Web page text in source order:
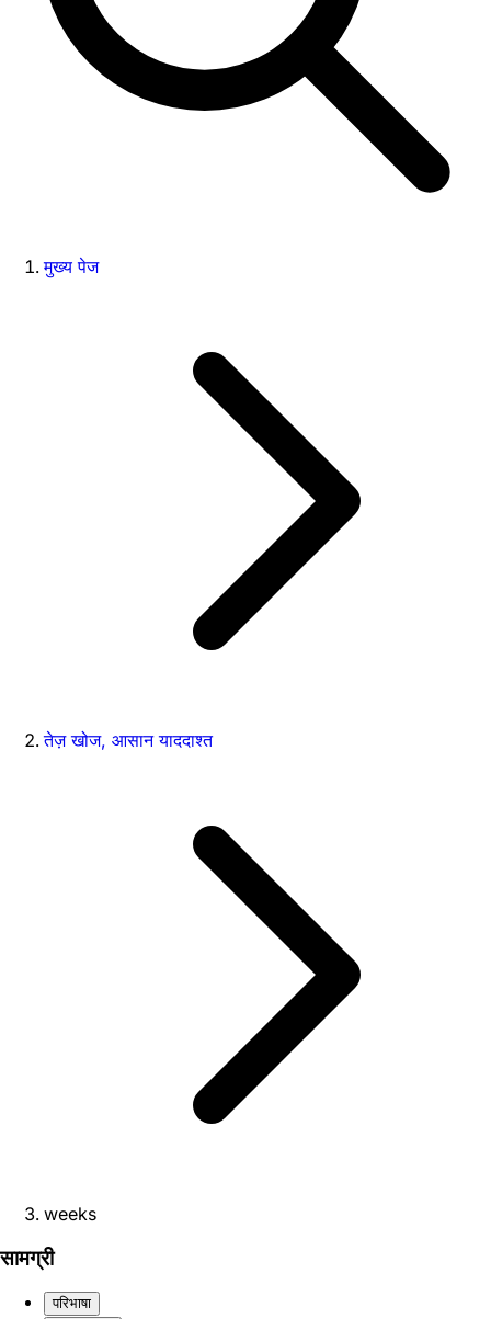
मुख्य पेज
तेज़ खोज, आसान याददाश्त
weeks
सामग्री
परिभाषा